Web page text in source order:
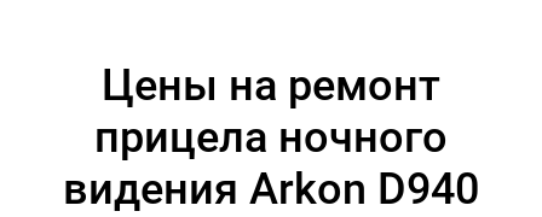
Цены на ремонт
прицела ночного
видения Arkon D940